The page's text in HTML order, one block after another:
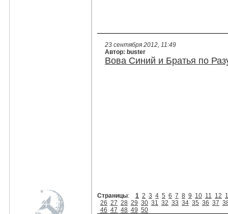
23 сентября 2012, 11:49
Автор: buster
Вова Синий и Братья по
Страницы: 1 2 3 4 5 6 7 8 9 10 11 12
26 27 28 29 30 31 32 33 34 35 36 37
46 47 48 49 50